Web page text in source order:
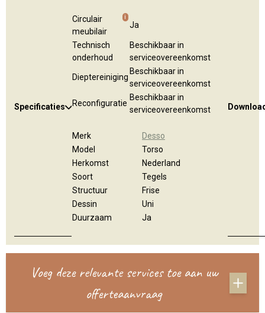
Specificaties
Circulair
meubilair
i
Ja
Technisch
onderhoud
Beschikbaar in
serviceovereenkomst
Dieptereiniging
Beschikbaar in
serviceovereenkomst
Reconfiguratie
Beschikbaar in
serviceovereenkomst
Merk
Desso
Model
Torso
Herkomst
Nederland
Soort
Tegels
Structuur
Frise
Dessin
Uni
Duurzaam
Ja
Voeg deze relevante services toe aan uw
offerteaanvraag